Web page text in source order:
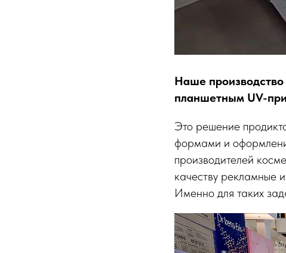
Наше
планшетным UV-
Это решение
формами и
производителей
качеству рекламные
Именно для таких